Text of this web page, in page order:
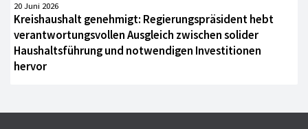
20 Juni 2026
Kreishaushalt genehmigt: Regierungspräsident hebt
verantwortungsvollen Ausgleich zwischen solider
Haushaltsführung und notwendigen Investitionen
hervor